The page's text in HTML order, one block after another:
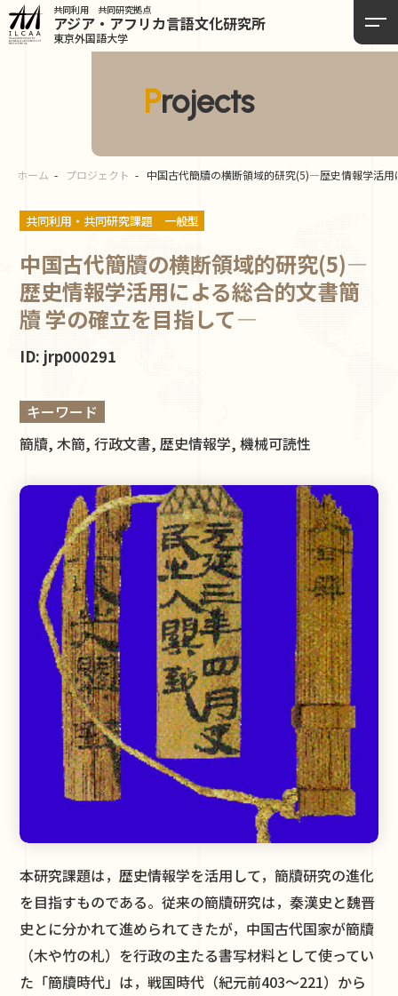
共同利用 共同研究拠点
アジア・アフリカ言語文化研究所
東京外国語大学
Projects
ホーム プロジェクト 中国古代簡牘の横断領域的研究(5)―歴史情報学活
共同利用・共同研究課題 一般型
中国古代簡牘の横断領域的研究(5)―
歴史情報学活用による総合的文書簡
牘 学の確立を目指して―
ID: jrp000291
キーワード
簡牘, 木簡, 行政文書, 歴史情報学, 機械可読性
本研究課題は，歴史情報学を活用して，簡牘研究の進化
を目指すものである。従来の簡牘研究は，秦漢史と魏晋
史とに分かれて進められてきたが，中国古代国家が簡牘
（木や竹の札）を行政の主たる書写材料として使ってい
た「簡牘時代」は，戦国時代（紀元前403～221）から